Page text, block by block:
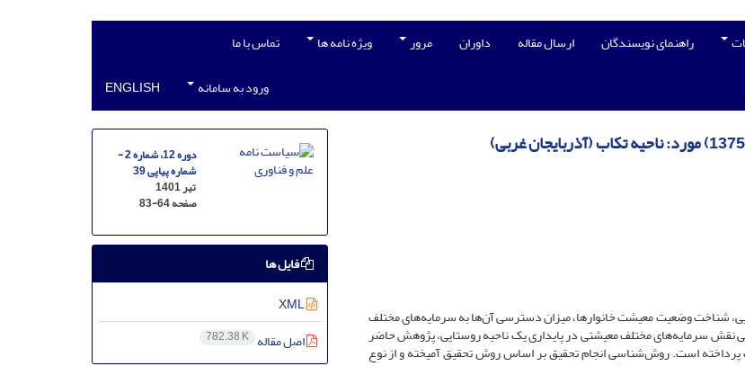
راهنمای نویسندگان ارسال مقاله داوران مرور ویژه نامه ها
تماس با ما
ورود به سامانه
ENGLISH
شناخت وضعیت معیشت خانوارها، میزان دسترسی آن‌ها به سرمایه‌های مختلف
نقش سرمایه‌های مختلف معیشتی در پایداری یک ناحیه روستایی، پژوهش حاضر
است. روش‌شناسی انجام تحقیق بر اساس روش تحقیق آمیخته و از نوع
دوره 12، شماره 2 -
شماره پیاپی 39
تیر 1401
صفحه83-64
فایل ها
XML
اصل مقاله 782.38 K